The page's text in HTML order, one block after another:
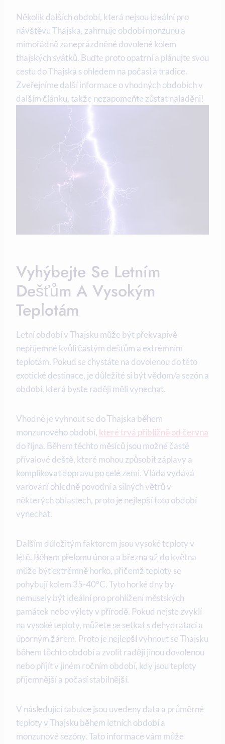
Několik dalších období, která nejsou ideální pro
návštěvu Thajska, zahrnuje období monzunu a
mimořádně zaneprázdněné dovolené kolem
thajských svátků. Buďte proto opatrní a plánujte svou
cestu do Thajska s ohledem na počasí a tradice.
Zveřejníme další informace o vhodných obdobích v
dalším článku, takže nezapomeňte zůstat naladěni!
Vyhýbejte Se Letním
Dešťům A Vysokým
Teplotám
Letní období v Thajsku může být překvapivě
nepříjemné kvůli častým dešťům a extrémním
teplotám. Pokud se chystáte na dovolenou do této
exotické destinace, je důležité si být vědom/a sezón a
období, která byste raději měli vynechat.
Vhodné je vyhnout se do Thajska během
monzunového období, které trvá přibližně od června
do října. Během těchto měsíců jsou možné časté
přívalové deště, které mohou způsobit záplavy a
komplikovat dopravu po celé zemi. Vláda vydává
varování ohledně povodní a silných větrů v
některých oblastech, proto je nejlepší toto období
vynechat.
Dalším důležitým faktorem jsou vysoké teploty v
létě. Během přelomu února a března až do května
může být extrémně horko, přičemž teploty se
pohybují kolem 35-40°C. Tyto horké dny by
nemusely být ideální pro prohlížení městských
památek nebo výlety v přírodě. Pokud nejste zvyklí
na vysoké teploty, můžete se setkat s dehydratací a
úporným žárem. Proto je nejlepší vyhnout se Thajsku
během těchto období a zvolit raději jinou dovolenou
nebo příjít v jiném ročním období, kdy jsou teploty
příjemnější a počasí stabilnější.
V následující tabulce jsou uvedeny data a průměrné
teploty v Thajsku během letních období a
monzunové sezóny. Tato informace vám může